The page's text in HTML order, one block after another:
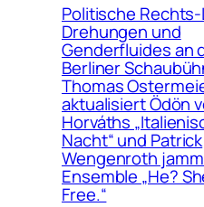
Politische
Drehungen und
Genderfluides an
Berliner
Thomas
aktualisiert Ödön
Horváths
Nacht“ und Patrick
Wengenroth
Ensemble „He?
Free.“